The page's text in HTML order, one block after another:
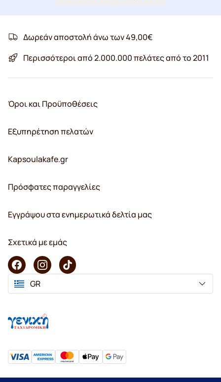
Δωρεάν αποστολή άνω των 49,00€
Περισσότεροι από 2.000.000 πελάτες από το 2011
Όροι και Προϋποθέσεις
Εξυπηρέτηση πελατών
Kapsoulakafe.gr
Πρόσφατες παραγγελίες
Εγγράψου στα ενημερωτικά δελτία μας
Σχετικά με εμάς
GR